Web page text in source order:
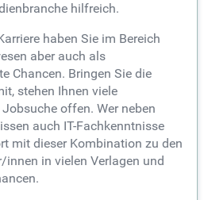
hilfreich.
haben Sie im Bereich
aber auch als
Chancen. Bringen Sie die
stehen Ihnen viele
offen. Wer neben
auch IT-Fachkenntnisse
mit dieser Kombination zu den
in vielen Verlagen und